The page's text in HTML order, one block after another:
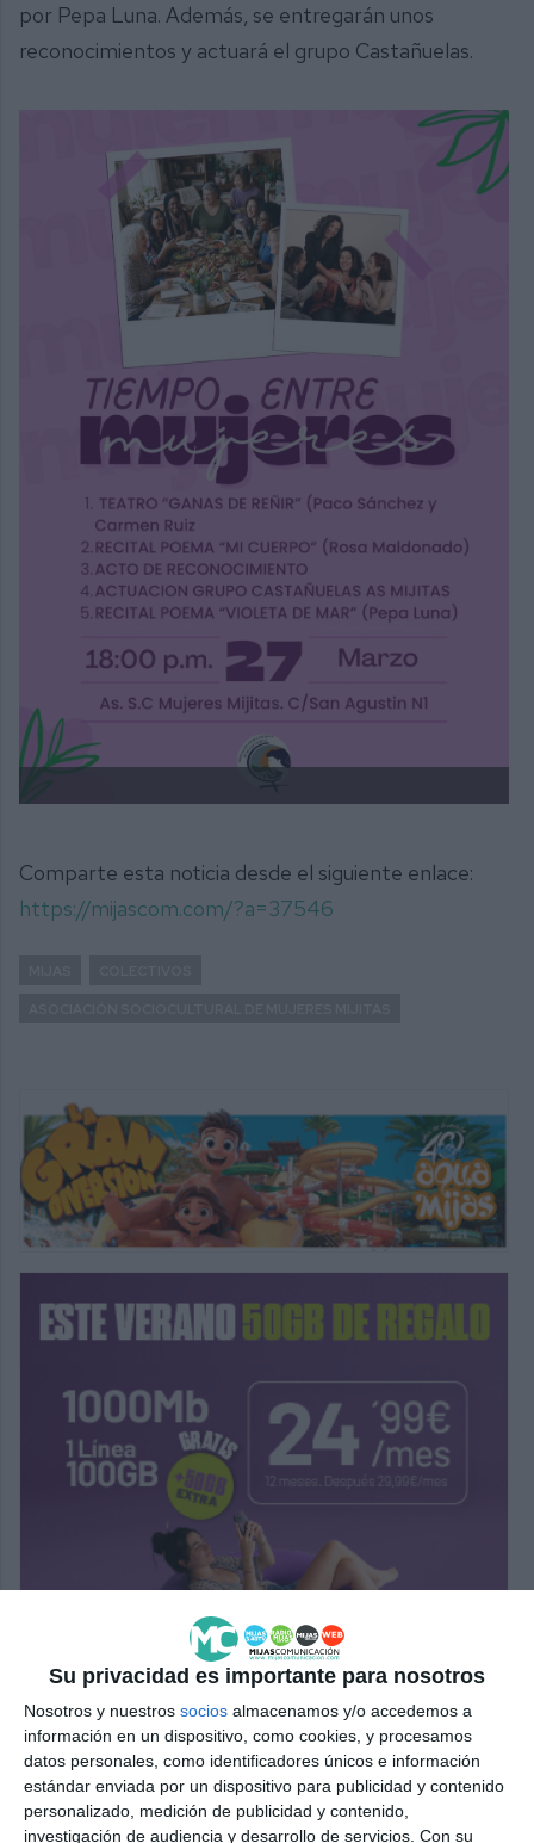
Su privacidad es importante para nosotros
Nosotros y nuestros socios almacenamos y/o accedemos a
información en un dispositivo, como cookies, y procesamos
datos personales, como identificadores únicos e información
estándar enviada por un dispositivo para publicidad y contenido
personalizado, medición de publicidad y contenido,
investigación de audiencia y desarrollo de servicios. Con su
por Pepa Luna. Además, se entregarán unos
reconocimientos y actuará el grupo Castañuelas.
Comparte esta noticia desde el siguiente enlace:
https://mijascom.com/?a=37546